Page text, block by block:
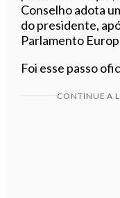
Conselho adota
do presidente,
Parlamento
Foi esse passo
CONTINUE A